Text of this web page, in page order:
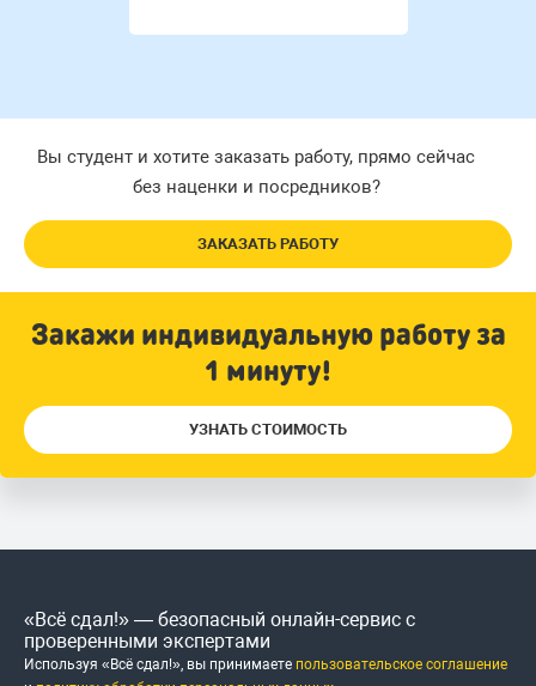
Вы студент и хотите заказать работу, прямо сейчас
без наценки и посредников?
ЗАКАЗАТЬ РАБОТУ
Закажи индивидуальную работу за
1 минуту!
УЗНАТЬ СТОИМОСТЬ
«Всё сдал!» — безопасный онлайн-сервис с
проверенными экспертами
Используя «Всё сдал!», вы принимаете пользовательское соглашение